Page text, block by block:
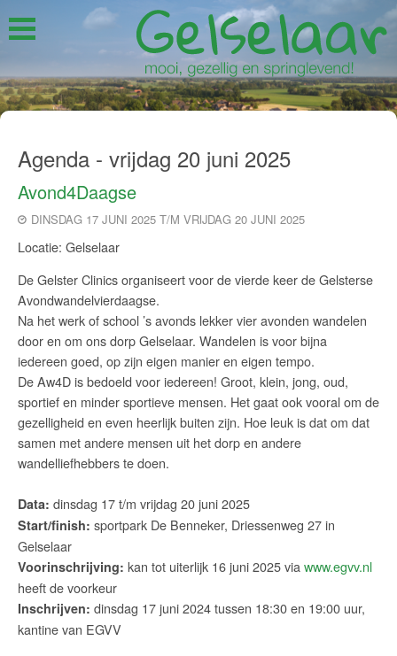
Agenda - vrijdag 20 juni 2025
Avond4Daagse
DINSDAG 17 JUNI 2025 T/M VRIJDAG 20 JUNI 2025
Locatie: Gelselaar
De Gelster Clinics organiseert voor de vierde keer de Gelsterse
Avondwandelvierdaagse.
Na het werk of school ’s avonds lekker vier avonden wandelen
door en om ons dorp Gelselaar. Wandelen is voor bijna
iedereen goed, op zijn eigen manier en eigen tempo.
De Aw4D is bedoeld voor iedereen! Groot, klein, jong, oud,
sportief en minder sportieve mensen. Het gaat ook vooral om de
gezelligheid en even heerlijk buiten zijn. Hoe leuk is dat om dat
samen met andere mensen uit het dorp en andere
wandelliefhebbers te doen.
Data: dinsdag 17 t/m vrijdag 20 juni 2025
Start/finish: sportpark De Benneker, Driessenweg 27 in
Gelselaar
Voorinschrijving: kan tot uiterlijk 16 juni 2025 via www.egvv.nl
heeft de voorkeur
Inschrijven: dinsdag 17 juni 2024 tussen 18:30 en 19:00 uur,
kantine van EGVV